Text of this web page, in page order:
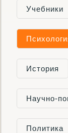
Учебники
История
Научно-
Политика